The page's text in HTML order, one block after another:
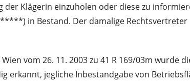
Klägerin einzuholen oder diese zu
in Bestand. Der damalige
vom 26. 11. 2003 zu 41 R 169/03m
erkannt, jegliche Inbestandgabe von